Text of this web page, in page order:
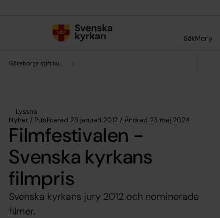
SökMeny
Göteborgs stift kultursamverkan
Lyssna
Nyhet / Publicerad 23 januari 2012 / Ändrad 23 maj 2024
Filmfestivalen -
Svenska kyrkans
filmpris
Svenska kyrkans jury 2012 och nominerade
filmer.